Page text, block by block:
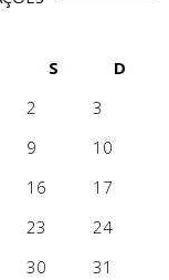
S
D
2
3
9
10
16
17
23
24
30
31